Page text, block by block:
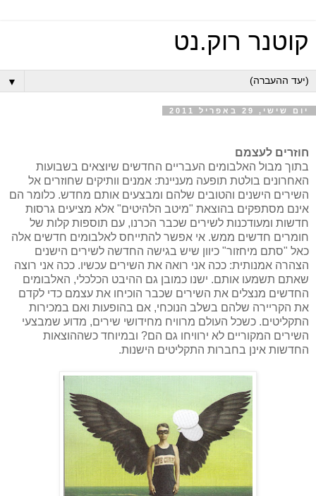
קוטנר רוק.נט
▼
יום שישי, 29 באפריל 2011
חוזרים לעצמם
בתוך מבול האלבומים העבריים החדשים שיוצאים בשבועות
האחרונים בולטת תופעה מעניינת: אמנים וותיקים שחוזרים אל
השירים הישנים והטובים שלהם ומבצעים אותם מחדש. כלומר הם
אינם מסתפקים בהוצאת "מיטב הלהיטים" אלא מציעים גרסות
חדשות ומעודכנות לשירים שכבר הכרנו, עם תוספות קלות של
חומרים חדשים ממש. אי אפשר להתייחס לאלבומים חדשים אלה
כאל "סתם מיחזור" כיוון שיש בגישה החדשה לשירים הישנים
הצהרה אמנותית: ככה אני רואה את השירים עכשיו. ככה אני רוצה
שאתם תשמעו אותם. ישנו כמובן גם ההיבט הכלכלי, האלבומים
החדשים מנצלים את השירים שכבר הוכיחו את עצמם כדי לקדם
את הקריירה שלהם בשלב הנוכחי, אם בהופעות ואם במכירות
התקליטים. כשכל העולם מרוויח מחידושי שירים, מדוע שמבצעי
השירים המקוריים לא ירוויחו גם הם? ובמיוחד כשההוצאות
החדשות אינן בחברות התקליטים הישנות.